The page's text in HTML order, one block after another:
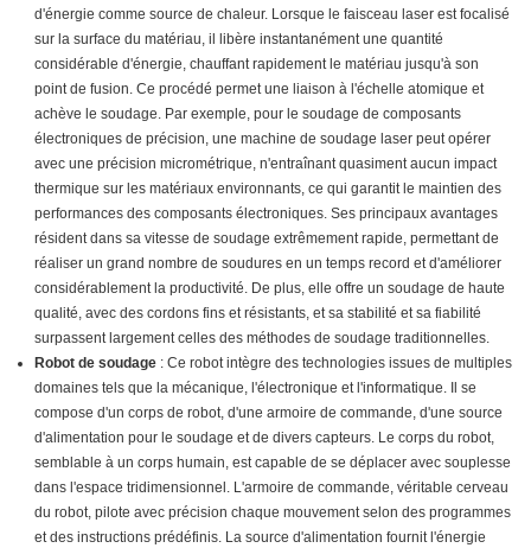
d'énergie comme source de chaleur. Lorsque le faisceau laser est focalisé
sur la surface du matériau, il libère instantanément une quantité
considérable d'énergie, chauffant rapidement le matériau jusqu'à son
point de fusion. Ce procédé permet une liaison à l'échelle atomique et
achève le soudage. Par exemple, pour le soudage de composants
électroniques de précision, une machine de soudage laser peut opérer
avec une précision micrométrique, n'entraînant quasiment aucun impact
thermique sur les matériaux environnants, ce qui garantit le maintien des
performances des composants électroniques. Ses principaux avantages
résident dans sa vitesse de soudage extrêmement rapide, permettant de
réaliser un grand nombre de soudures en un temps record et d'améliorer
considérablement la productivité. De plus, elle offre un soudage de haute
qualité, avec des cordons fins et résistants, et sa stabilité et sa fiabilité
surpassent largement celles des méthodes de soudage traditionnelles.
Robot de soudage : Ce robot intègre des technologies issues de multiples
domaines tels que la mécanique, l'électronique et l'informatique. Il se
compose d'un corps de robot, d'une armoire de commande, d'une source
d'alimentation pour le soudage et de divers capteurs. Le corps du robot,
semblable à un corps humain, est capable de se déplacer avec souplesse
dans l'espace tridimensionnel. L'armoire de commande, véritable cerveau
du robot, pilote avec précision chaque mouvement selon des programmes
et des instructions prédéfinis. La source d'alimentation fournit l'énergie